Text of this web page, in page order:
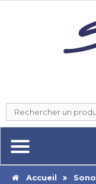
Accueil Sono